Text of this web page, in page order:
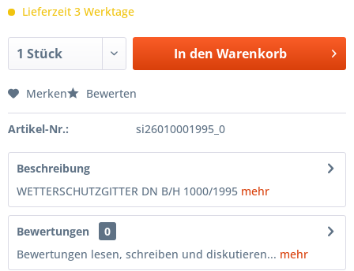
Lieferzeit 3 Werktage
In den Warenkorb
Merken Bewerten
Artikel-Nr.: si26010001995_0
Beschreibung
WETTERSCHUTZGITTER DN B/H 1000/1995 mehr
Bewertungen
0
Bewertungen lesen, schreiben und diskutieren... mehr